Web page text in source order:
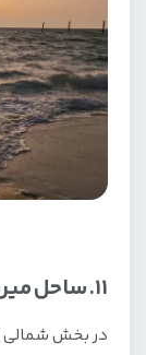
11. ساحل میرمهنا
در بخش شمالی